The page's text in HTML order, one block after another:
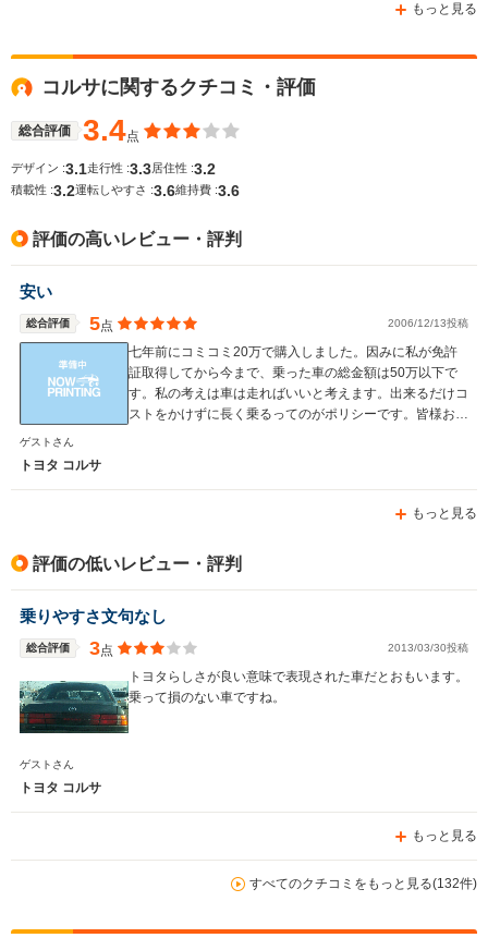
もっと見る
コルサに関するクチコミ・評価
総合評価 3.4点
デザイン :3.1走行性 :3.3居住性 :3.2
積載性 :3.2運転しやすさ :3.6維持費 :3.6
評価の高いレビュー・評判
安い
総合評価 5点 2006/12/13投稿
七年前にコミコミ20万で購入しました。因みに私が免許
証取得してから今まで、乗った車の総金額は50万以下で
す。私の考えは車は走ればいいと考えます。出来るだけコ
ストをかけずに長く乗るってのがポリシーです。皆様お金
ゲストさん
トヨタ コルサ
もっと見る
評価の低いレビュー・評判
乗りやすさ文句なし
総合評価 3点 2013/03/30投稿
トヨタらしさが良い意味で表現された車だとおもいます。
乗って損のない車ですね。
ゲストさん
トヨタ コルサ
もっと見る
すべてのクチコミをもっと見る(132件)